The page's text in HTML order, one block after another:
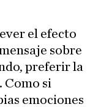
el efecto
sobre
preferir la
Como si
emociones